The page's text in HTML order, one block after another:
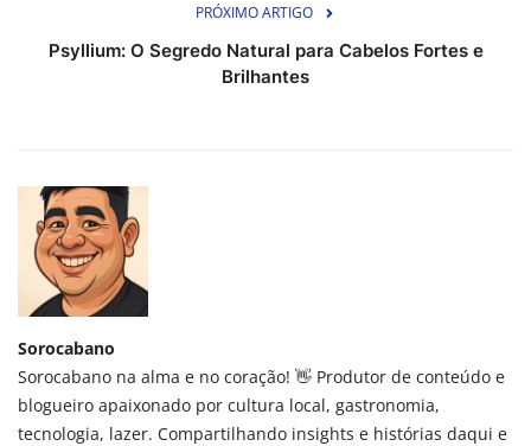
PRÓXIMO ARTIGO
Psyllium: O Segredo Natural para Cabelos Fortes e
Brilhantes
Sorocabano
Sorocabano na alma e no coração! 👋 Produtor de conteúdo e
blogueiro apaixonado por cultura local, gastronomia,
tecnologia, lazer. Compartilhando insights e histórias daqui e